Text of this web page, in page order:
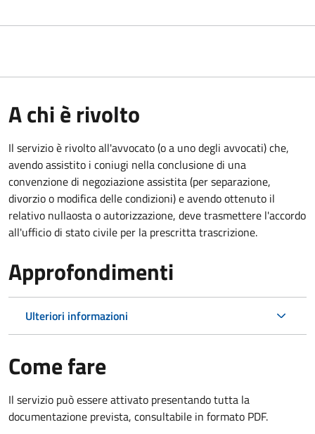
A chi è rivolto
Il servizio è rivolto all'avvocato (o a uno degli avvocati) che,
avendo assistito i coniugi nella conclusione di una
convenzione di negoziazione assistita (per separazione,
divorzio o modifica delle condizioni) e avendo ottenuto il
relativo nullaosta o autorizzazione, deve trasmettere l'accordo
all'ufficio di stato civile per la prescritta trascrizione.
Approfondimenti
Ulteriori informazioni
Come fare
Il servizio può essere attivato presentando tutta la
documentazione prevista, consultabile in formato PDF.